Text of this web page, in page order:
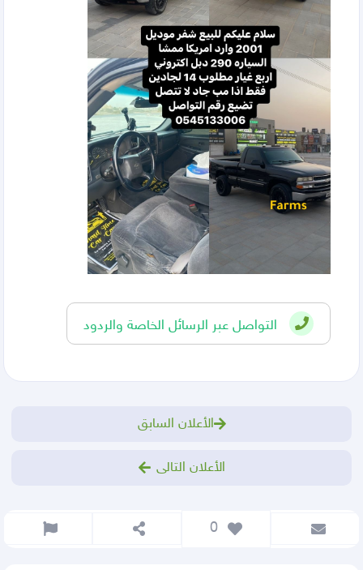
التواصل عبر الرسائل الخاصة والردود
الأعلان السابق
الأعلان التالى